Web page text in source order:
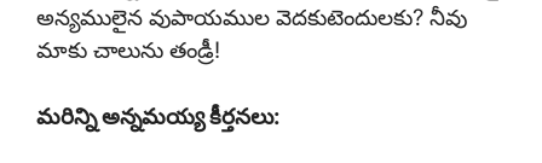
అన్యములైన వుపాయముల వెదకుటెందులకు? నీవు
మాకు చాలును తండ్రీ!
మరిన్ని అన్నమయ్య కీర్తనలు: